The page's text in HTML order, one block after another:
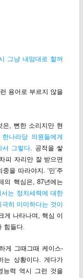
그냥 내맘대로 할꺼
용어로 부르지 않을
, 뻔한 소리지만 현
한나라당 의원들에게
서 그렇다. 공적을 쌓
피 자리만 잘 받으면
을 따라야지. ‘민’주
의 핵심은, 87년에는
는 정치세력에 대한
히 미미하다는 것이
게 나타나며, 핵심 이
힘들다.
게 그때그때 케이스-
는 상황이다. 게다가
능력 역시 그런 것을